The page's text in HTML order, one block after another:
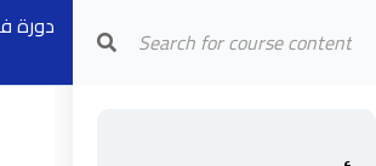
Center for Arbitration
دورة
٥